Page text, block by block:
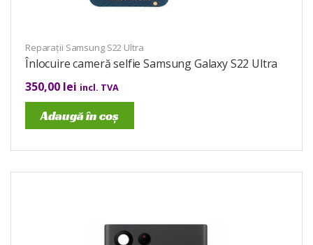
Reparații Samsung S22 Ultra
Înlocuire cameră selfie Samsung Galaxy S22 Ultra
350,00 lei incl. TVA
Adaugă în coș